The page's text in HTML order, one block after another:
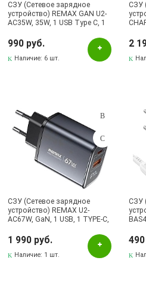
СЗУ (Сетевое зарядное
устройство) REMAX GAN U2-
AC35W, 35W, 1 USB Type C, 1
черный
990 руб.
Наличие: 6 шт.
СЗУ
2
СЗУ (Сетевое зарядное
устройство) REMAX U2-
AC67W, GaN, 1 USB, 1 TYPE-C,
мощности заряда, цвет
графитовый
1 990 руб.
Наличие: 1 шт.
СЗУ